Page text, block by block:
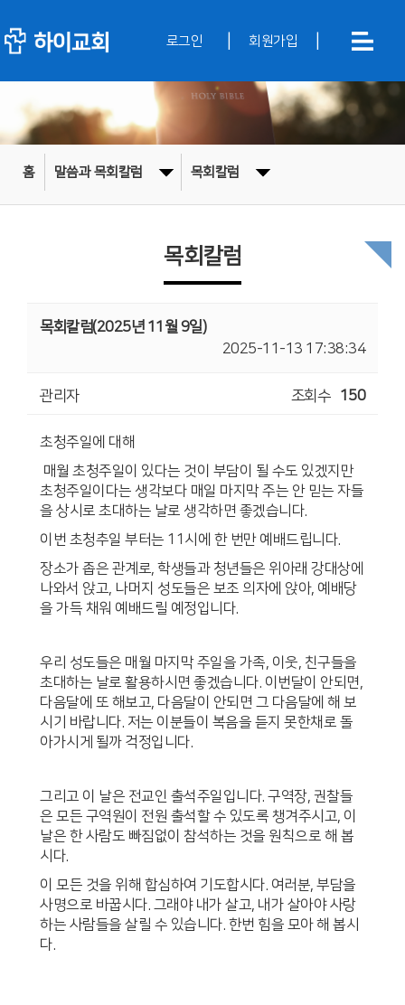
로그인 회원가입
홈 말씀과 목회칼럼 목회칼럼
목회칼럼
목회칼럼(2025년 11월 9일)
2025-11-13 17:38:34
관리자 조회수 150
초청주일에 대해
매월 초청주일이 있다는 것이 부담이 될 수도 있겠지만
초청주일이다는 생각보다 매일 마지막 주는 안 믿는 자들
을 상시로 초대하는 날로 생각하면 좋겠습니다.
이번 초청추일 부터는 11시에 한 번만 예배드립니다.
장소가 좁은 관계로, 학생들과 청년들은 위아래 강대상에
나와서 앉고, 나머지 성도들은 보조 의자에 앉아, 예배당
을 가득 채워 예배드릴 예정입니다.
우리 성도들은 매월 마지막 주일을 가족, 이웃, 친구들을
초대하는 날로 활용하시면 좋겠습니다. 이번달이 안되면,
다음달에 또 해보고, 다음달이 안되면 그 다음달에 해 보
시기 바랍니다. 저는 이분들이 복음을 듣지 못한채로 돌
아가시게 될까 걱정입니다.
그리고 이 날은 전교인 출석주일입니다. 구역장, 권찰들
은 모든 구역원이 전원 출석할 수 있도록 챙겨주시고, 이
날은 한 사람도 빠짐없이 참석하는 것을 원칙으로 해 봅
시다.
이 모든 것을 위해 합심하여 기도합시다. 여러분, 부담을
사명으로 바꿉시다. 그래야 내가 살고, 내가 살아야 사랑
하는 사람들을 살릴 수 있습니다. 한번 힘을 모아 해 봅시
다.